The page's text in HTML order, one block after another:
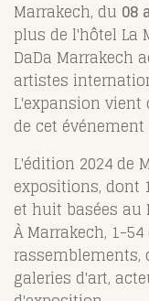
Marrakech, du 08
plus de l'hôtel La
DaDa Marrakech
artistes
L'expansion
de cet
L'édition 2024 de
expositions, dont
et huit basées au
À Marrakech, 1-
galeries d'art,